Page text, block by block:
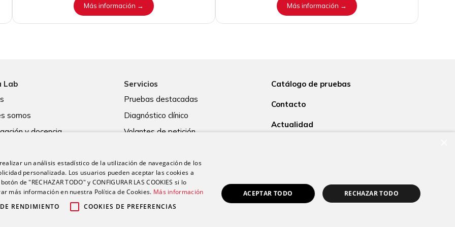
Más información → Más información →
Lab
somos
y docencia
Servicios
Pruebas destacadas
Diagnóstico clínico
Volantes de petición
Catálogo de pruebas
Contacto
Actualidad
un análisis estadístico de la utilización de navegación de los
personalizada. Los usuarios pueden aceptar las cookies a
de "RECHAZAR TODO" y CONFIGURAR LAS COOKIES si lo
más información en nuestra Política de Cookies. Más información
RENDIMIENTO
COOKIES DE PREFERENCIAS
ACEPTAR TODO RECHAZAR TODO